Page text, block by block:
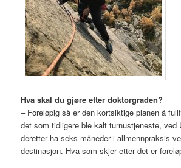
Hva skal du gjøre etter doktorgraden?
– Foreløpig så er den kortsiktige planen å
det som tidligere ble kalt turnustjeneste, ved
deretter ha seks måneder i allmennpraksis
destinasjon. Hva som skjer etter det er